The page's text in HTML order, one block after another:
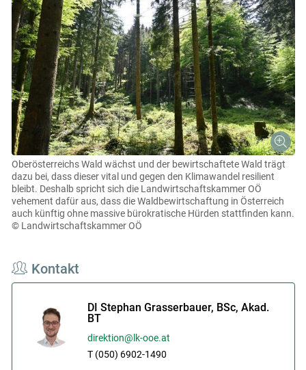
Oberösterreichs Wald wächst und der bewirtschaftete Wald trägt
dazu bei, dass dieser vital und gegen den Klimawandel resilient
bleibt. Deshalb spricht sich die Landwirtschaftskammer OÖ
vehement dafür aus, dass die Waldbewirtschaftung in Österreich
auch künftig ohne massive bürokratische Hürden stattfinden kann.
© Landwirtschaftskammer OÖ
Kontakt
DI Stephan Grasserbauer, BSc, Akad.
BT
direktion@lk-ooe.at
T (050) 6902-1490